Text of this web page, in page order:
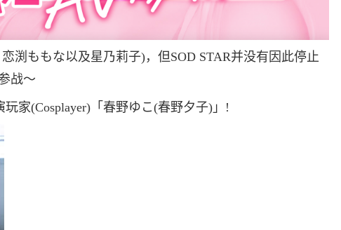
渕ももな以及星乃莉子)，但SOD STAR并没有因此停止
战〜
家(Cosplayer)「春野ゆこ(春野夕子)」!